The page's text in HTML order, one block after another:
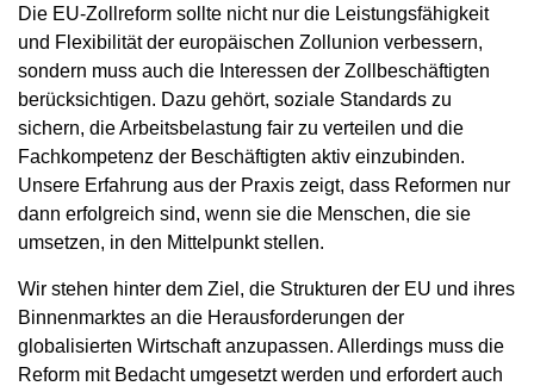
Die EU-Zollreform sollte nicht nur die Leistungsfähigkeit
und Flexibilität der europäischen Zollunion verbessern,
sondern muss auch die Interessen der Zollbeschäftigten
berücksichtigen. Dazu gehört, soziale Standards zu
sichern, die Arbeitsbelastung fair zu verteilen und die
Fachkompetenz der Beschäftigten aktiv einzubinden.
Unsere Erfahrung aus der Praxis zeigt, dass Reformen nur
dann erfolgreich sind, wenn sie die Menschen, die sie
umsetzen, in den Mittelpunkt stellen.
Wir stehen hinter dem Ziel, die Strukturen der EU und ihres
Binnenmarktes an die Herausforderungen der
globalisierten Wirtschaft anzupassen. Allerdings muss die
Reform mit Bedacht umgesetzt werden und erfordert auch